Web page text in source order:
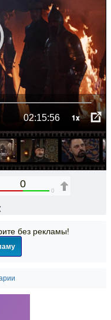
02:15:56 1x
0
0
без рекламы!